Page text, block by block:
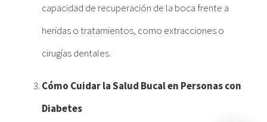
capacidad de recuperación de la boca frente a
heridas o tratamientos, como extracciones o
cirugías dentales.
Cómo Cuidar la Salud Bucal en Personas con
Diabetes